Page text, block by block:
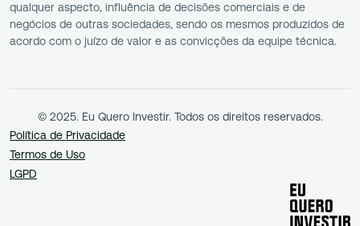
qualquer aspecto, influência de decisões comerciais e de
negócios de outras sociedades, sendo os mesmos produzidos de
acordo com o juízo de valor e as convicções da equipe técnica.
© 2025. Eu Quero Investir. Todos os direitos reservados.
Política de Privacidade
Termos de Uso
LGPD